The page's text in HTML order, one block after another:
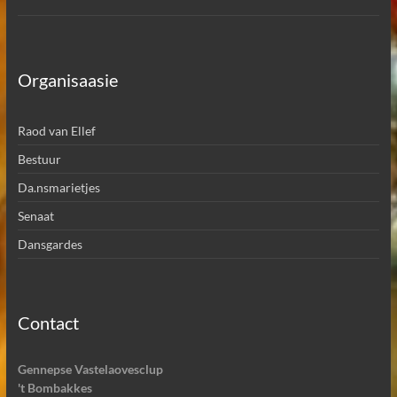
Organisaasie
Raod van Ellef
Bestuur
Da.nsmarietjes
Senaat
Dansgardes
Contact
Gennepse Vastelaovesclup
't Bombakkes